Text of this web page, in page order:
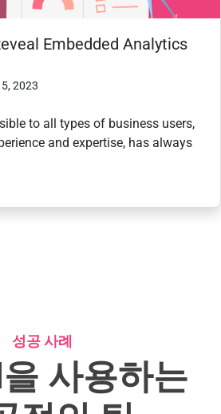
Embedded Analytics
2023
to all types of business users,
and expertise, has always
블로그 게시물
성공 사례
사용하는